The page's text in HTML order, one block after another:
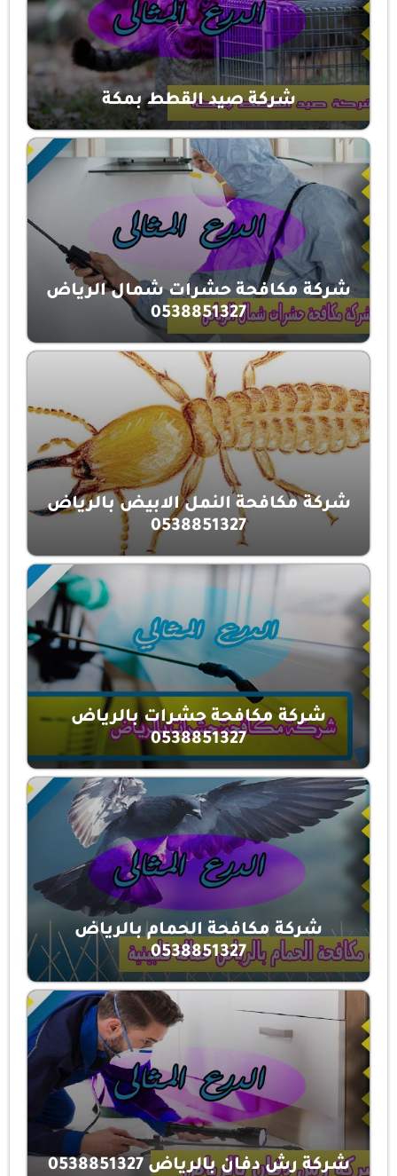
شركة صيد القطط بمكة
شركة مكافحة حشرات شمال الرياض
0538851327
شركة مكافحة النمل الابيض بالرياض
0538851327
شركة مكافحة حشرات بالرياض
0538851327
شركة مكافحة الحمام بالرياض
0538851327
شركة رش دفان بالرياض 0538851327